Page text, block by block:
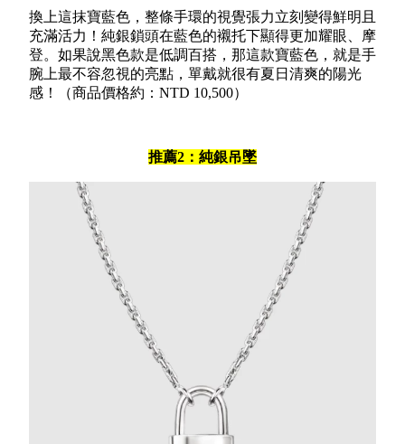
換上這抹寶藍色，整條手環的視覺張力立刻變得鮮明且
充滿活力！純銀鎖頭在藍色的襯托下顯得更加耀眼、摩
登。如果說黑色款是低調百搭，那這款寶藍色，就是手
腕上最不容忽視的亮點，單戴就很有夏日清爽的陽光
感！（商品價格約：NTD 10,500）
推薦2：純銀吊墜